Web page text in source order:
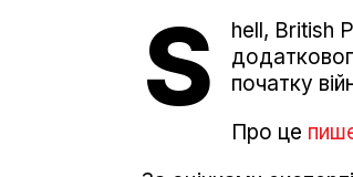
S
hell, British
початку
Про це